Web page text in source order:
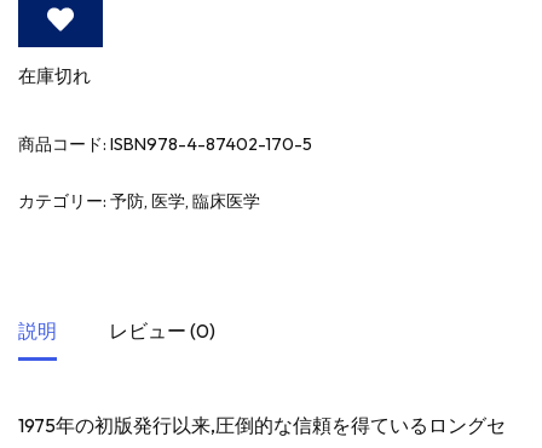
在庫切れ
商品コード: ISBN978-4-87402-170-5
カテゴリー: 予防, 医学, 臨床医学
説明 レビュー (0)
1975年の初版発行以来,圧倒的な信頼を得ているロングセ